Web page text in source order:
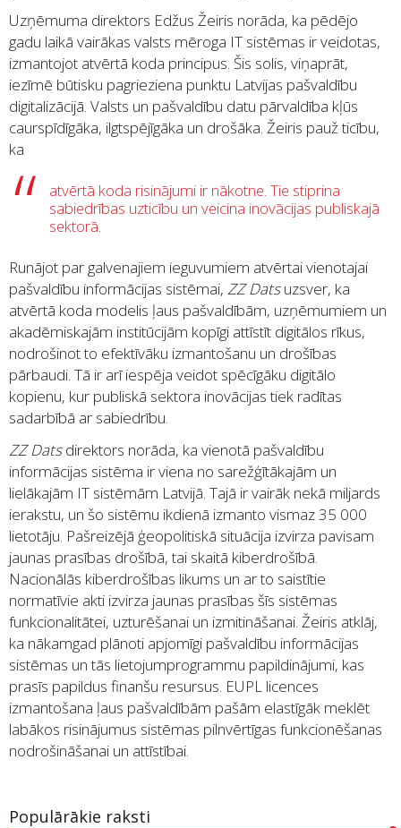
Uzņēmuma direktors Edžus Žeiris norāda, ka pēdējo
gadu laikā vairākas valsts mēroga IT sistēmas ir veidotas,
izmantojot atvērtā koda principus. Šis solis, viņaprāt,
iezīmē būtisku pagrieziena punktu Latvijas pašvaldību
digitalizācijā. Valsts un pašvaldību datu pārvaldība kļūs
caurspīdīgāka, ilgtspējīgāka un drošāka. Žeiris pauž ticību,
ka
atvērtā koda risinājumi ir nākotne. Tie stiprina
sabiedrības uzticību un veicina inovācijas publiskajā
sektorā.
Runājot par galvenajiem ieguvumiem atvērtai vienotajai
pašvaldību informācijas sistēmai, ZZ Datsuzsver, ka
atvērtā koda modelis ļaus pašvaldībām, uzņēmumiem un
akadēmiskajām institūcijām kopīgi attīstīt digitālos rīkus,
nodrošinot to efektīvāku izmantošanu un drošības
pārbaudi. Tā ir arī iespēja veidot spēcīgāku digitālo
kopienu, kur publiskā sektora inovācijas tiek radītas
sadarbībā ar sabiedrību.
ZZ Datsdirektors norāda, ka vienotā pašvaldību
informācijas sistēma ir viena no sarežģītākajām un
lielākajām IT sistēmām Latvijā. Tajā ir vairāk nekā miljards
ierakstu, un šo sistēmu ikdienā izmanto vismaz 35 000
lietotāju. Pašreizējā ģeopolitiskā situācija izvirza pavisam
jaunas prasības drošībā, tai skaitā kiberdrošībā.
Nacionālās kiberdrošības likums un ar to saistītie
normatīvie akti izvirza jaunas prasības šīs sistēmas
funkcionalitātei, uzturēšanai un izmitināšanai. Žeiris atklāj,
ka nākamgad plānoti apjomīgi pašvaldību informācijas
sistēmas un tās lietojumprogrammu papildinājumi, kas
prasīs papildus finanšu resursus. EUPL licences
izmantošana ļaus pašvaldībām pašām elastīgāk meklēt
labākos risinājumus sistēmas pilnvērtīgas funkcionēšanas
nodrošināšanai un attīstībai.
Populārākie raksti